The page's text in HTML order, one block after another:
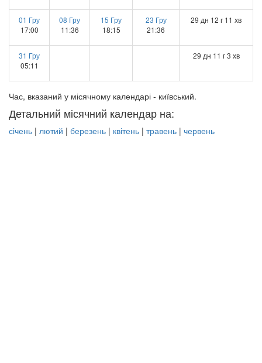
01 Гру
17:00
08 Гру
11:36
15 Гру
18:15
23 Гру
21:36
29 дн 12 г 11 хв
31 Гру
05:11
29 дн 11 г 3 хв
Час, вказаний у місячному календарі - київський.
Детальний місячний календар на:
січень | лютий | березень | квітень | травень | червень